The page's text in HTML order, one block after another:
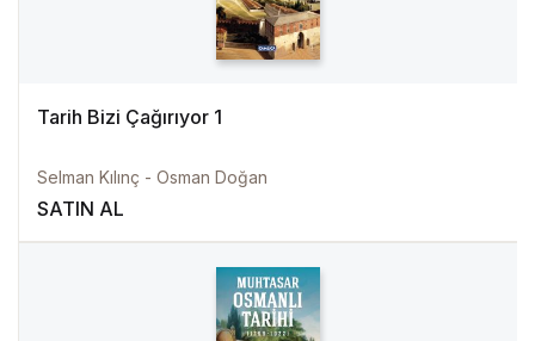
Tarih Bizi Çağırıyor 1
Selman Kılınç - Osman Doğan
SATIN AL